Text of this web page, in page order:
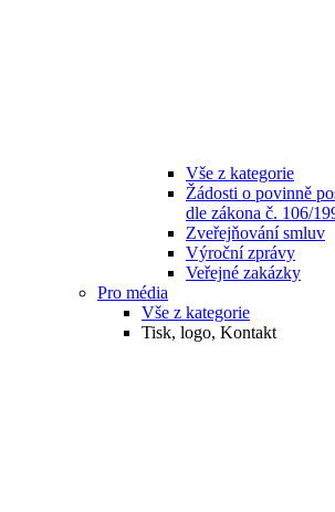
Vše z kategorie
Žádosti o povinně
dle zákona č. 106/
Zveřejňování smluv
Výroční zprávy
Veřejné zakázky
Pro média
Vše z kategorie
Tisk, logo, Kontakt